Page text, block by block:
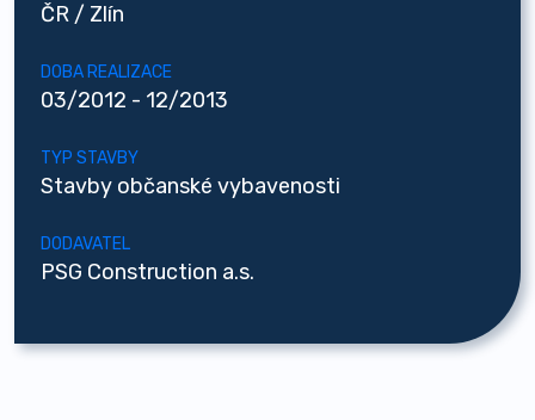
ČR / Zlín
DOBA REALIZACE
03/2012 - 12/2013
TYP STAVBY
Stavby občanské vybavenosti
DODAVATEL
PSG Construction a.s.